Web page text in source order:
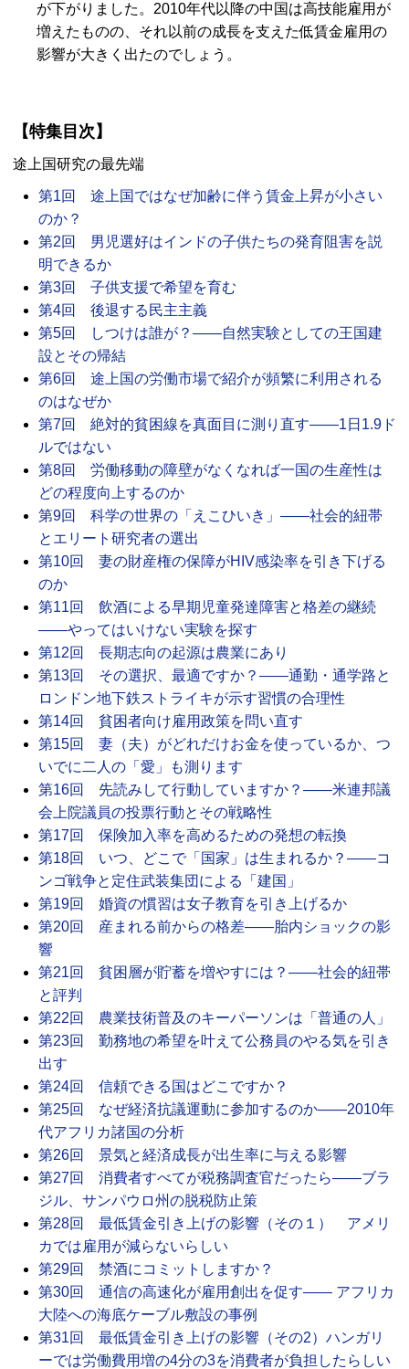
が下がりました。2010年代以降の中国は高技能雇用が
増えたものの、それ以前の成長を支えた低賃金雇用の
影響が大きく出たのでしょう。
【特集目次】
途上国研究の最先端
第1回 途上国ではなぜ加齢に伴う賃金上昇が小さい
のか？
第2回 男児選好はインドの子供たちの発育阻害を説
明できるか
第3回 子供支援で希望を育む
第4回 後退する民主主義
第5回 しつけは誰が？――自然実験としての王国建
設とその帰結
第6回 途上国の労働市場で紹介が頻繁に利用される
のはなぜか
第7回 絶対的貧困線を真面目に測り直す――1日1.9ド
ルではない
第8回 労働移動の障壁がなくなれば一国の生産性は
どの程度向上するのか
第9回 科学の世界の「えこひいき」――社会的紐帯
とエリート研究者の選出
第10回 妻の財産権の保障がHIV感染率を引き下げる
のか
第11回 飲酒による早期児童発達障害と格差の継続
――やってはいけない実験を探す
第12回 長期志向の起源は農業にあり
第13回 その選択、最適ですか？――通勤・通学路と
ロンドン地下鉄ストライキが示す習慣の合理性
第14回 貧困者向け雇用政策を問い直す
第15回 妻（夫）がどれだけお金を使っているか、つ
いでに二人の「愛」も測ります
第16回 先読みして行動していますか？――米連邦議
会上院議員の投票行動とその戦略性
第17回 保険加入率を高めるための発想の転換
第18回 いつ、どこで「国家」は生まれるか？――コ
ンゴ戦争と定住武装集団による「建国」
第19回 婚資の慣習は女子教育を引き上げるか
第20回 産まれる前からの格差――胎内ショックの影
響
第21回 貧困層が貯蓄を増やすには？――社会的紐帯
と評判
第22回 農業技術普及のキーパーソンは「普通の人」
第23回 勤務地の希望を叶えて公務員のやる気を引き
出す
第24回 信頼できる国はどこですか？
第25回 なぜ経済抗議運動に参加するのか――2010年
代アフリカ諸国の分析
第26回 景気と経済成長が出生率に与える影響
第27回 消費者すべてが税務調査官だったら――ブラ
ジル、サンパウロ州の脱税防止策
第28回 最低賃金引き上げの影響（その１） アメリ
カでは雇用が減らないらしい
第29回 禁酒にコミットしますか？
第30回 通信の高速化が雇用創出を促す―― アフリカ
大陸への海底ケーブル敷設の事例
第31回 最低賃金引き上げの影響（その2）ハンガリ
ーでは労働費用増の4分の3を消費者が負担したらしい